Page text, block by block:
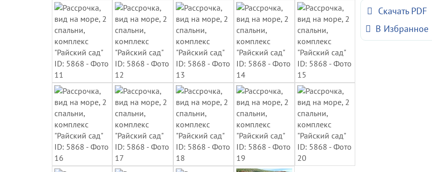
Скачать PDF
В Избранное